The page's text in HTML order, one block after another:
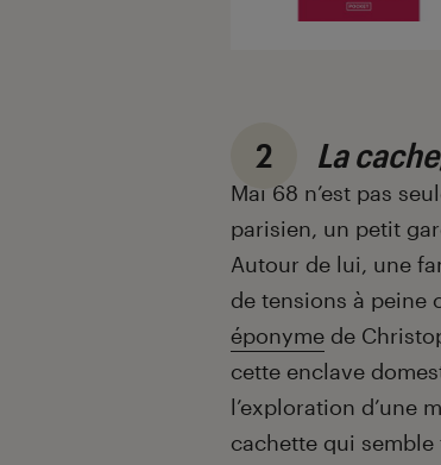
2 La cache
Mai 68 n’est pas
parisien, un petit
Autour de lui, une
de tensions à peine
éponyme de
cette enclave
l’exploration d’une
cachette qui